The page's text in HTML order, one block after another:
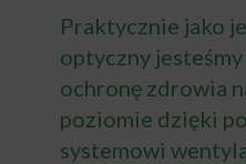
Praktycznie jako
optyczny
ochronę zdrowia
poziomie dzięki
systemowi